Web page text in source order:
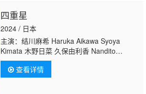
四重星
2024 / 日本
主演：结川麻希 Haruka Aikawa Syoya
Kimata 木野日菜 久保由利香 Nandito
Hidayattullah Putra 西野七濑 Kazumi
Takayama 内村光良 上田丽奈 羊宫妃那
查看详情